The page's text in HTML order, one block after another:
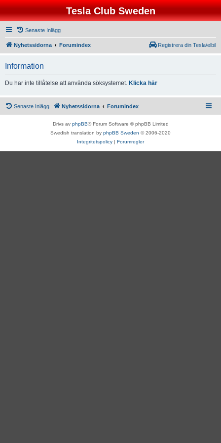
Tesla Club Sweden
Senaste Inlägg
Nyhetssidorna Forumindex Registrera din Tesla/elbil
Information
Du har inte tillåtelse att använda söksystemet. Klicka här
Senaste Inlägg Nyhetssidorna Forumindex
Drivs av phpBB® Forum Software © phpBB Limited
Swedish translation by phpBB Sweden © 2006-2020
Integritetspolicy | Forumregler